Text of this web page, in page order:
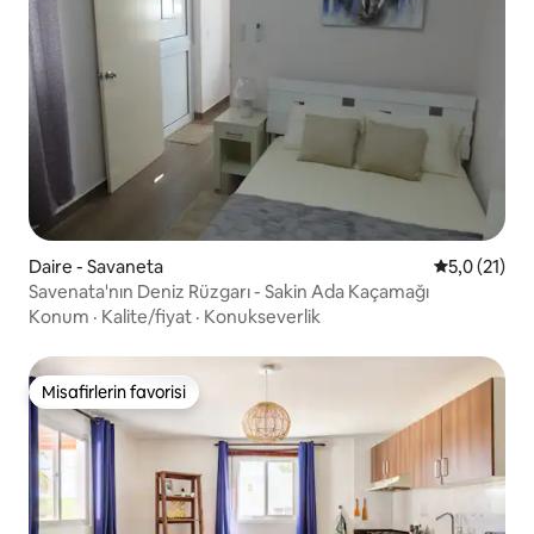
Daire - Savaneta 55,0 (21)
Savenata'nın Deniz Rüzgarı - Sakin Ada Kaçamağı
Konum · Kalite/fiyat · Konukseverlik
Misafirlerin favorisi
Misafirlerin favorisi